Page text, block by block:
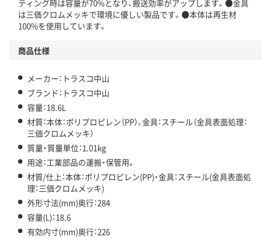
ティング時は容量が70%となり、搬送効率がアップします。●金具
は三価クロムメッキで環境に優しい製品です。●本体は再生材
100%を使用しています。
商品仕様
メーカー：トラスコ中山
ブランド：トラスコ中山
容量：18.6L
材質：本体：ポリプロピレン（PP）、金具：スチール（金具表面処理：
三価クロムメッキ）
質量・質量単位：1.01kg
用途：工業部品の運搬・保管用。
材質/仕上：本体：ポリプロピレン(PP)・金具：スチール(金具表面処
理：三価クロムメッキ)
外形寸法(mm)奥行：284
容量(L)：18.6
有効内寸(mm)奥行：226